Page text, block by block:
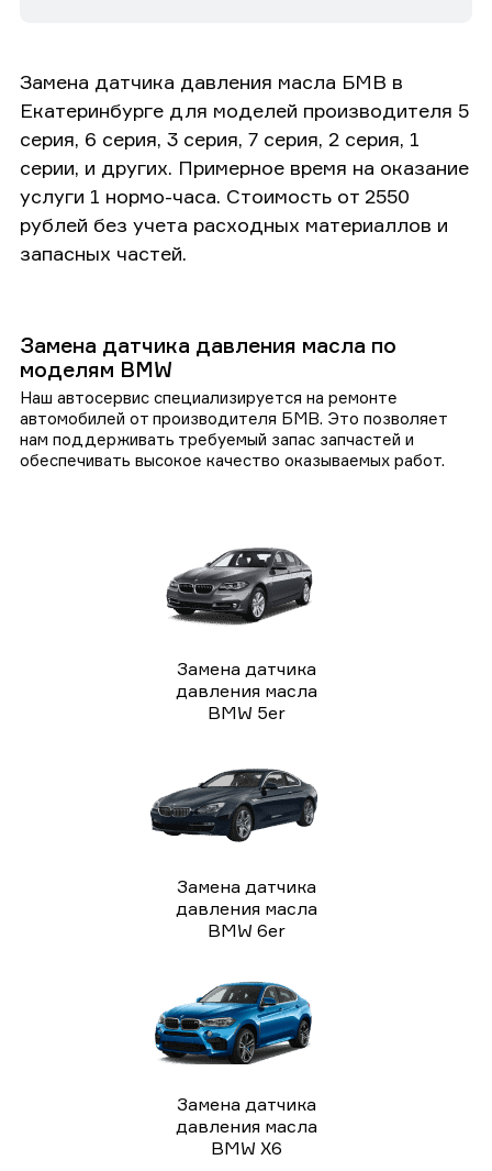
Замена датчика давления масла БМВ в
Екатеринбурге для моделей производителя 5
серия, 6 серия, 3 серия, 7 серия, 2 серия, 1
серии, и других. Примерное время на оказание
услуги 1 нормо-часа. Стоимость от 2550
рублей без учета расходных материаллов и
запасных частей.
Замена датчика давления масла по
моделям BMW
Наш автосервис специализируется на ремонте
автомобилей от производителя БМВ. Это позволяет
нам поддерживать требуемый запас запчастей и
обеспечивать высокое качество оказываемых работ.
Замена датчика
давления масла
BMW 5er
Замена датчика
давления масла
BMW 6er
Замена датчика
давления масла
BMW X6